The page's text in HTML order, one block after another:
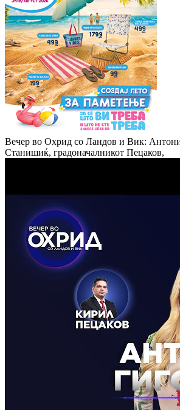
Вечер во Охрид со Ландов и Вик:
Станишиќ, градоначалникот Пецаков,